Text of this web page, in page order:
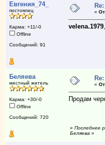
Евгения_74_
постоялец
Карма: +11/-0
Offline
Сообщений: 91
«
velena.1979
Беляева
местный житель
Карма: +30/-0
Offline
Сообщений: 720
«
Продам
« Последнее
Беляева »